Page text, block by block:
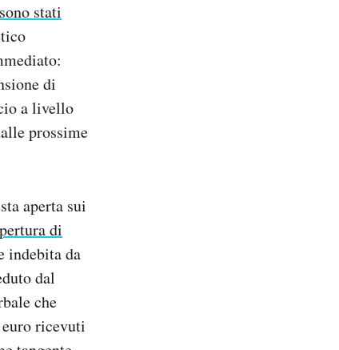
sono stati
di
a livello
prossime
aperta sui
di
indebita da
dal
che
ricevuti